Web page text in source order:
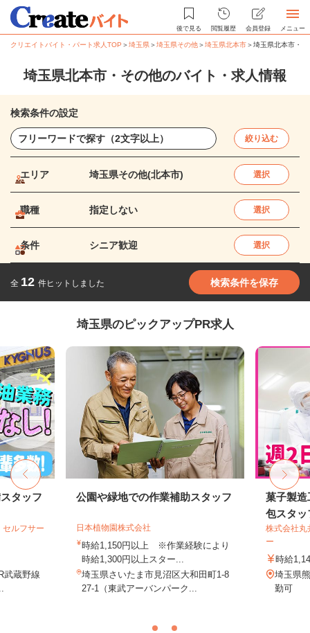
後で見る 閲覧履歴 会員登録 メニュー
クリエイトバイト・パート求人TOP ＞埼玉県＞埼玉県その他＞埼玉県北本市＞埼玉県北本市・
埼玉県北本市・その他のバイト・求人情報
検索条件の設定
絞り込む
エリア 埼玉県その他(北本市) 選択
職種 指定しない 選択
条件 シニア歓迎 選択
全 12 件ヒットしました 検索条件を保存
埼玉県のピックアップPR求人
タッフ
ルフサー
武蔵野線
公園や緑地での作業補助スタッフ
日本植物園株式会社
時給1,150円以上 ※作業経験により
時給1,300円以上スター...
埼玉県さいたま市見沼区大和田町1-8
27-1（東武アーバンパーク...
菓子製造
包スタッ
株式会社
ー
時給
埼玉県
勤可